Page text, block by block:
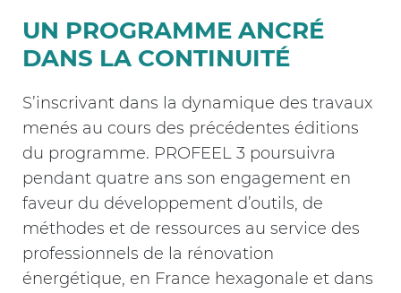
UN PROGRAMME ANCRÉ
DANS LA CONTINUITÉ
S’inscrivant dans la dynamique des travaux
menés au cours des précédentes éditions
du programme. PROFEEL 3 poursuivra
pendant quatre ans son engagement en
faveur du développement d’outils, de
méthodes et de ressources au service des
professionnels de la rénovation
énergétique, en France hexagonale et dans